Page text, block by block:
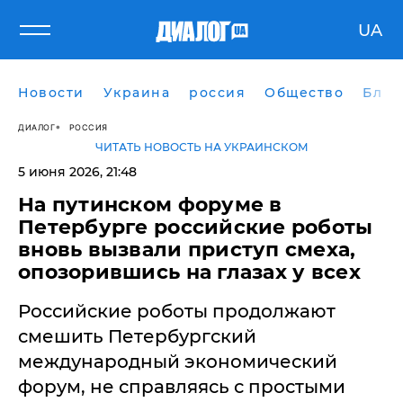
UA
Новости Украина россия Общество
ДИАЛОГ РОССИЯ
ЧИТАТЬ НОВОСТЬ НА УКРАИНСКОМ
5 июня 2026, 21:48
На путинском форуме в
Петербурге российские роботы
вновь вызвали приступ смеха,
опозорившись на глазах у всех
Российские роботы продолжают
смешить Петербургский
международный экономический
форум, не справляясь с простыми